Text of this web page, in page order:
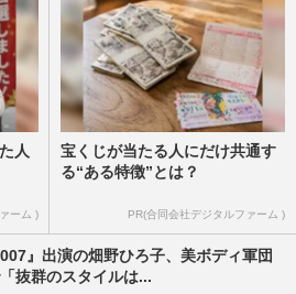
人
ーム )
宝くじが当たる人にだけ共通す
る“ある特徴”とは？
PR(合同会社デジタルファーム )
007』出演の畑野ひろ子、美ボディ軍団
抜群のスタイルは...